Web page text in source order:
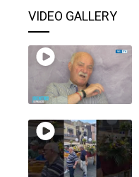
VIDEO GALLERY